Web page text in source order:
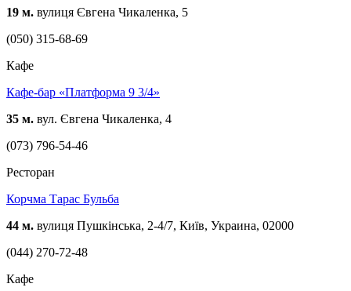
19 м. вулиця Євгена Чикаленка, 5
(050) 315-68-69
Кафе
Кафе-бар «Платформа 9 3/4»
35 м. вул. Євгена Чикаленка, 4
(073) 796-54-46
Ресторан
Корчма Тарас Бульба
44 м. вулиця Пушкінська, 2-4/7, Київ, Украина, 02000
(044) 270-72-48
Кафе